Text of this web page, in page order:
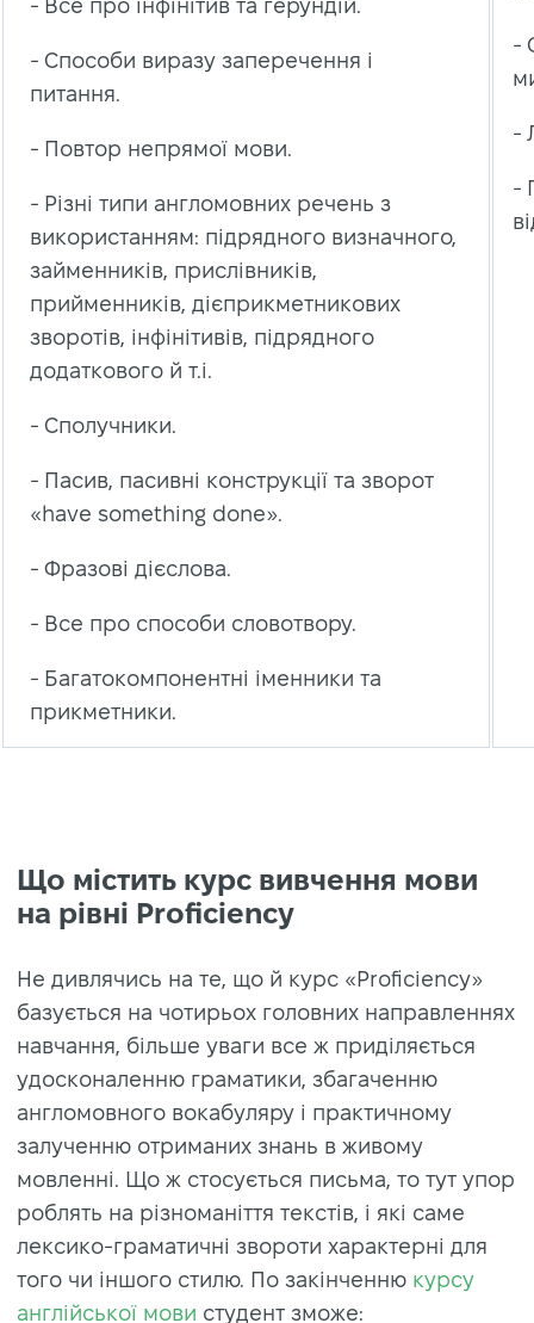
- Все про інфінітив та герундій.
- Способи виразу заперечення і
питання.
- Повтор непрямої мови.
- Різні типи англомовних речень з
використанням: підрядного визначного,
займенників, прислівників,
прийменників, дієприкметникових
зворотів, інфінітивів, підрядного
додаткового й т.і.
- Сполучники.
- Пасив, пасивні конструкції та зворот
«have something done».
- Фразові дієслова.
- Все про способи словотвору.
- Багатокомпонентні іменники та
прикметники.
-
-
-
Що містить курс вивчення мови
на рівні Proficiency
Не дивлячись на те, що й курс «Proficiency»
базується на чотирьох головних направленнях
навчання, більше уваги все ж приділяється
удосконаленню граматики, збагаченню
англомовного вокабуляру і практичному
залученню отриманих знань в живому
мовленні. Що ж стосується письма, то тут упор
роблять на різноманіття текстів, і які саме
лексико-граматичні звороти характерні для
того чи іншого стилю. По закінченню курсу
англійської мови студент зможе: